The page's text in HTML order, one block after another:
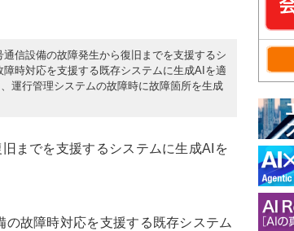
信設備の故障発生から復旧までを支援するシ
時対応を支援する既存システムに生成AIを適
運行管理システムの故障時に故障箇所を生成
までを支援するシステムに生成AIを
故障時対応を支援する既存システム